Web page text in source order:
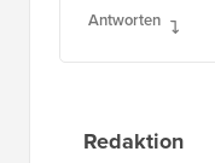
Antworten
Redaktion